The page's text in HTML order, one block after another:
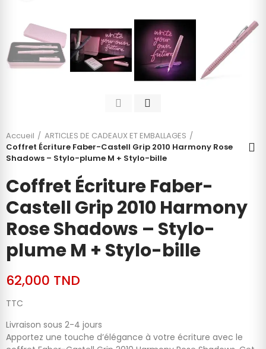
Accueil
ARTICLES DE CADEAUX ET EMBALLAGES
Coffret Écriture Faber-Castell Grip 2010 Harmony Rose
Shadows – Stylo-plume M + Stylo-bille
Coffret Écriture Faber-
Castell Grip 2010 Harmony
Rose Shadows – Stylo-
plume M + Stylo-bille
62,000 TND
TTC
Livraison sous 2-4 jours
Apportez une touche d’élégance à votre écriture avec le